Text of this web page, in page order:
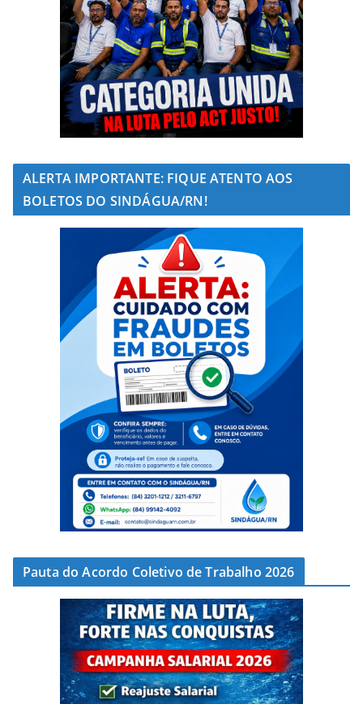
ALERTA IMPORTANTE: FIQUE ATENTO AOS
BOLETOS DO SINDÁGUA/RN!
Pauta do Acordo Coletivo de Trabalho 2026